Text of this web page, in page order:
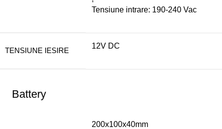
Tensiune intrare: 190-240 Vac
TENSIUNE IESIRE
12V DC
Battery
200x100x40mm